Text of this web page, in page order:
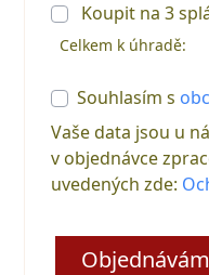
Koupit na3
Celkem k úhradě:
Souhlasím s
Vaše data jsou u
v objednávce
uvedených zde: